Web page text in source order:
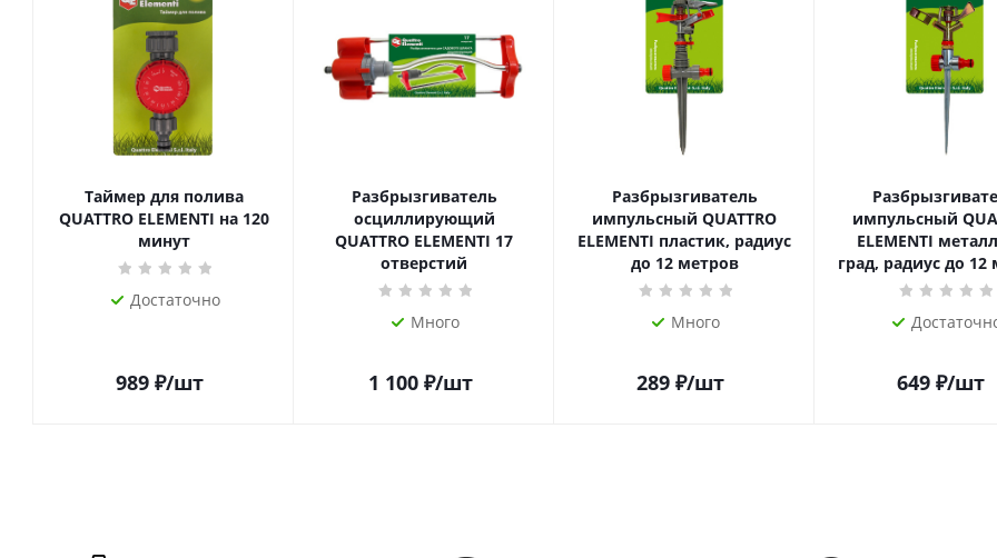
Таймер для полива
QUATTRO ELEMENTI на 120
минут
Достаточно
989 ₽/шт
Разбрызгиватель
осциллирующий
QUATTRO ELEMENTI 17
отверстий
Много
1 100₽/шт
Разбрызгиватель
импульсный QUATTRO
ELEMENTI пластик, радиус
до 12 метров
Много
289 ₽/шт
импульсный
ELEMENTI
град, радиус до 12
649 ₽/шт